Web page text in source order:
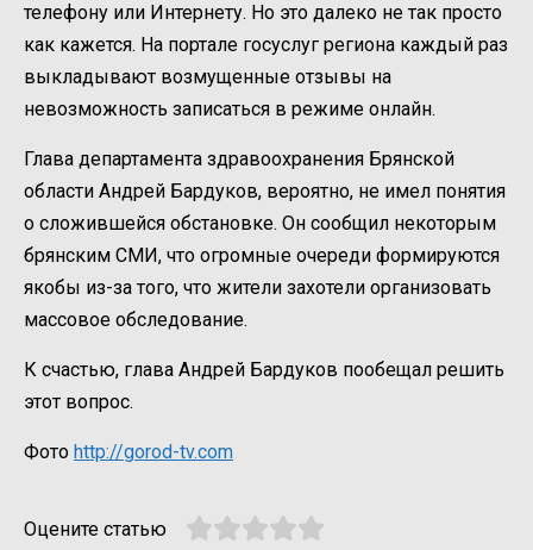
телефону или Интернету. Но это далеко не так просто
как кажется. На портале госуслуг региона каждый раз
выкладывают возмущенные отзывы на
невозможность записаться в режиме онлайн.
Глава департамента здравоохранения Брянской
области Андрей Бардуков, вероятно, не имел понятия
о сложившейся обстановке. Он сообщил некоторым
брянским СМИ, что огромные очереди формируются
якобы из-за того, что жители захотели организовать
массовое обследование.
К счастью, глава Андрей Бардуков пообещал решить
этот вопрос.
Фото http://gorod-tv.com
Оцените статью